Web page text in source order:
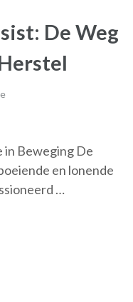
De Weg
in Beweging De
en lonende
…